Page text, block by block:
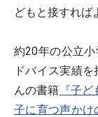
どもと接すれば
約20年の公立
ドバイス実績
んの書籍 『子
子に育つ声かけ